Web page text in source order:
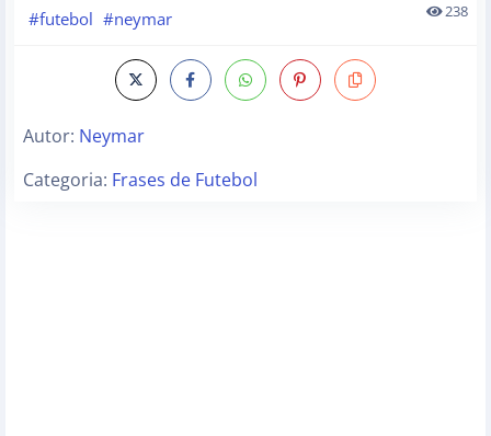
#futebol #neymar 238
Autor: Neymar
Categoria: Frases de Futebol